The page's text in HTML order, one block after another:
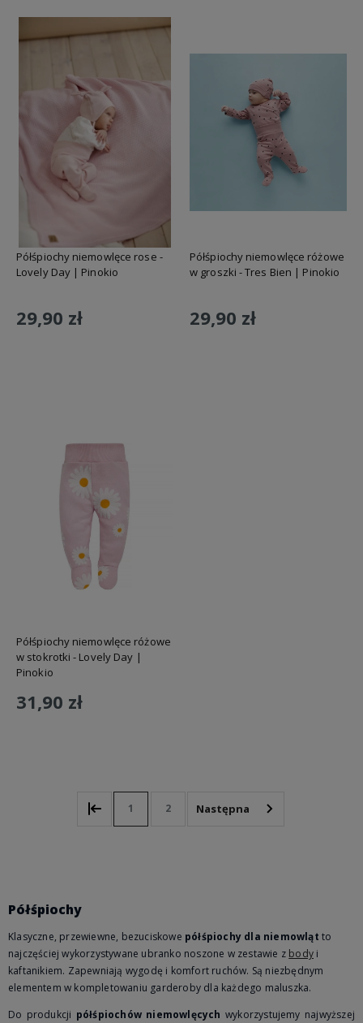
Półśpiochy niemowlęce rose -
Lovely Day | Pinokio
29,90 zł
Półśpiochy niemowlęce różowe
w groszki - Tres Bien | Pinokio
29,90 zł
Półśpiochy niemowlęce różowe
w stokrotki - Lovely Day |
Pinokio
31,90 zł
1 2
Półśpiochy
Klasyczne, przewiewne, bezuciskowe półśpiochy dla niemowląt to
najczęściej wykorzystywane ubranko noszone w zestawie z body i
kaftanikiem. Zapewniają wygodę i komfort ruchów. Są niezbędnym
elementem w kompletowaniu garderoby dla każdego maluszka.
Do produkcji półśpiochów niemowlęcych wykorzystujemy najwyższej